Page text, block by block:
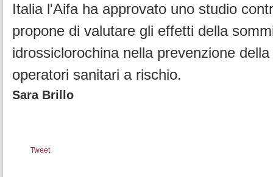
Italia l'Aifa ha approvato uno studio
propone di valutare gli effetti della
idrossiclorochina nella prevenzione
operatori sanitari a rischio.
Sara Brillo
Tweet